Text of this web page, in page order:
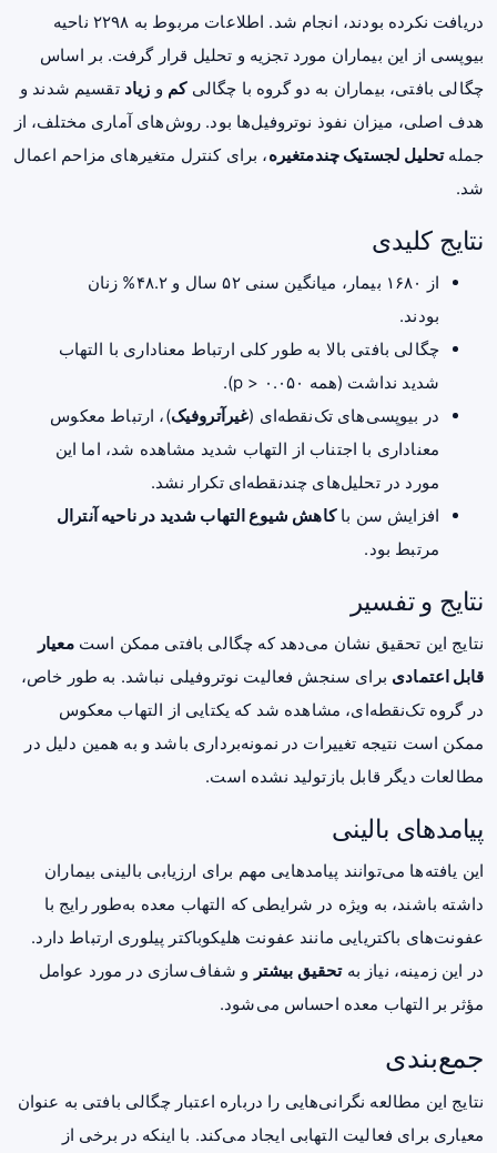
دریافت نکرده بودند، انجام شد. اطلاعات مربوط به ۲۲۹۸ ناحیه
بیوپسی از این بیماران مورد تجزیه و تحلیل قرار گرفت. بر اساس
چگالی بافتی، بیماران به دو گروه با چگالیکم و زیاد تقسیم شدند و
هدف اصلی، میزان نفوذ نوتروفیل‌ها بود. روش‌های آماری مختلف، از
جملهتحلیل لجستیک چندمتغیره، برای کنترل متغیرهای مزاحم اعمال
شد.
نتایج کلیدی
از ۱۶۸۰ بیمار، میانگین سنی ۵۲ سال و ۴۸.۲% زنان
بودند.
چگالی بافتی بالا به طور کلی ارتباط معناداری با التهاب
شدید نداشت (همه p > ۰.۰۵۰).
در بیوپسی‌های تک‌نقطه‌ای (غیرآتروفیک)، ارتباط معکوس
معناداری با اجتناب از التهاب شدید مشاهده شد، اما این
مورد در تحلیل‌های چندنقطه‌ای تکرار نشد.
افزایش سن باکاهش شیوع التهاب شدید در ناحیه آنترال
مرتبط بود.
نتایج و تفسیر
نتایج این تحقیق نشان می‌دهد که چگالی بافتی ممکن استمعیار
قابل اعتمادی برای سنجش فعالیت نوتروفیلی نباشد. به طور خاص،
در گروه‌ تک‌نقطه‌ای، مشاهده شد که یکتایی از التهاب معکوس
ممکن است نتیجه تغییرات در نمونه‌برداری باشد و به همین دلیل در
مطالعات دیگر قابل بازتولید نشده است.
پیامدهای بالینی
این یافته‌ها می‌توانند پیامدهایی مهم برای ارزیابی بالینی بیماران
داشته باشند، به ویژه در شرایطی که التهاب معده به‌طور رایج با
عفونت‌های باکتریایی مانند عفونت هلیکوباکتر پیلوری ارتباط دارد.
در این زمینه، نیاز بهتحقیق بیشتر و شفاف‌سازی در مورد عوامل
مؤثر بر التهاب معده احساس می‌شود.
جمع‌بندی
نتایج این مطالعه نگرانی‌هایی را درباره اعتبار چگالی بافتی به عنوان
معیاری برای فعالیت التهابی ایجاد می‌کند. با اینکه در برخی از